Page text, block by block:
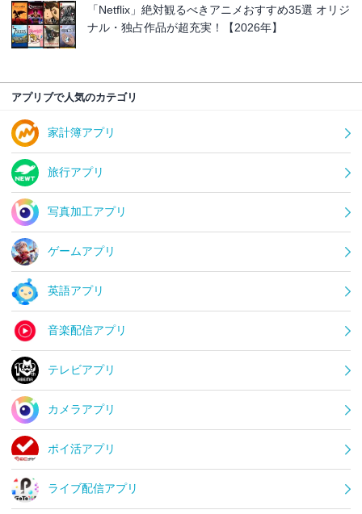
「Netflix」絶対観るべきアニメおすすめ35選 オリジ
ナル・独占作品が超充実！【2026年】
アプリブで人気のカテゴリ
家計簿アプリ
旅行アプリ
写真加工アプリ
ゲームアプリ
英語アプリ
音楽配信アプリ
テレビアプリ
カメラアプリ
ポイ活アプリ
ライブ配信アプリ